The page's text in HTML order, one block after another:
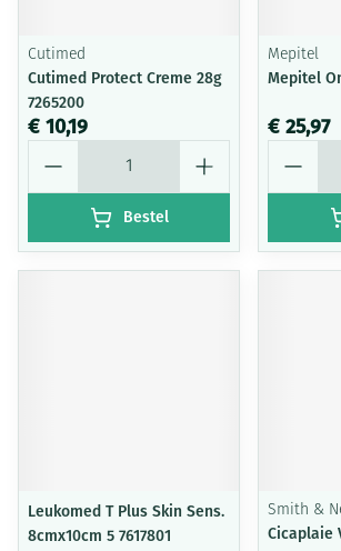
Cutimed
Cutimed Protect Creme 28g
7265200
€ 10,19
Bestel
Mepitel
Mepitel
€ 25,97
Leukomed T Plus Skin Sens.
8cmx10cm 5 7617801
Smith &
Cicaplaie